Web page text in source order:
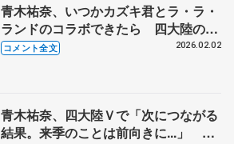
青木祐奈、いつかカズキ君とラ・ラ・
ランドのコラボできたら 四大陸のタ
イトルが重圧に「坂本花織ちゃんは本
コメント全文 2026.02.02
青木祐奈、四大陸Ｖで「次につながる
結果。来季のことは前向きに...」 大